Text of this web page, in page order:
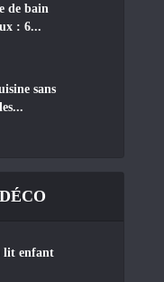
de bain
: 6...
sans
lit enfant